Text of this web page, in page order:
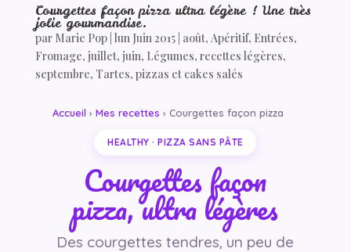
Courgettes façon pizza ultra légère ! Une très
jolie gourmandise.
par Marie Pop| lun Juin 2015| août, Apéritif, Entrées,
Fromage, juillet, juin, Légumes, recettes légères,
septembre, Tartes, pizzas et cakes salés
Accueil › Mes recettes › Courgettes façon pizza
HEALTHY · PIZZA SANS PÂTE
Courgettes façon
pizza, ultra légères
Des courgettes tendres, un peu de